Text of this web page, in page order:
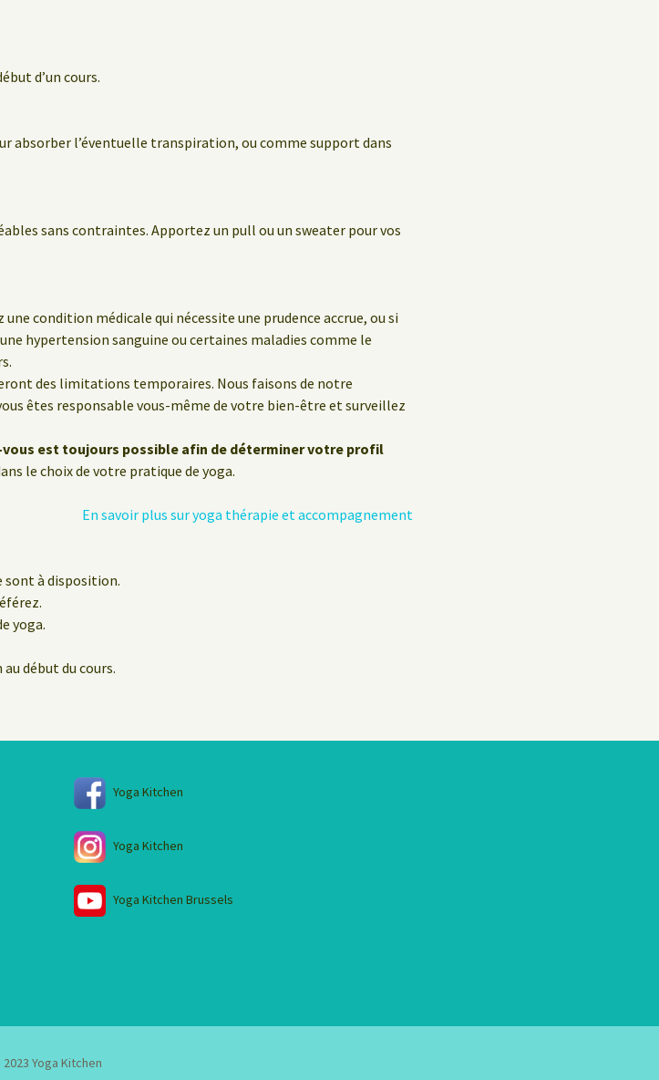
d’un cours.
absorber l’éventuelle transpiration, ou comme support dans
sans contraintes. Apportez un pull ou un sweater pour vos
condition médicale qui nécessite une prudence accrue, ou si
hypertension sanguine ou certaines maladies comme le
des limitations temporaires. Nous faisons de notre
êtes responsable vous-même de votre bien-être et surveillez
est toujours possible afin de déterminer votre profil
le choix de votre pratique de yoga.
En savoir plus sur yoga thérapie et accompagnement
sont à disposition.
yoga.
début du cours.
Yoga Kitchen
Yoga Kitchen
Yoga Kitchen Brussels
Yoga Kitchen